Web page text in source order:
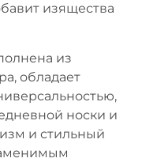
изящества
из
обладает
носки и
и стильный